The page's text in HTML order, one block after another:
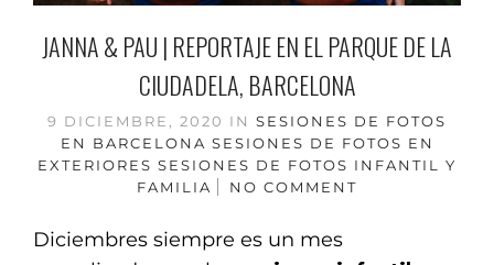
JANNA & PAU | REPORTAJE EN EL PARQUE DE LA
CIUDADELA, BARCELONA
9 DICIEMBRE, 2020 IN SESIONES DE FOTOS
EN BARCELONA SESIONES DE FOTOS EN
EXTERIORES SESIONES DE FOTOS INFANTIL Y
FAMILIA
NO COMMENT
Diciembres siempre es un mes